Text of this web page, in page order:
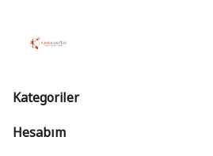
Kategoriler
Hesabım